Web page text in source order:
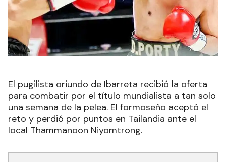
El pugilista oriundo de Ibarreta recibió la oferta
para combatir por el título mundialista a tan solo
una semana de la pelea. El formoseño aceptó el
reto y perdió por puntos en Tailandia ante el
local Thammanoon Niyomtrong.